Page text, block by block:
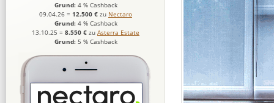
Grund: 4 % Cashback
09.04.26 = 12.500 € zu Nectaro
Grund: 4 % Cashback
13.10.25 = 8.550 € zu Asterra Estate
Grund: 5 % Cashback